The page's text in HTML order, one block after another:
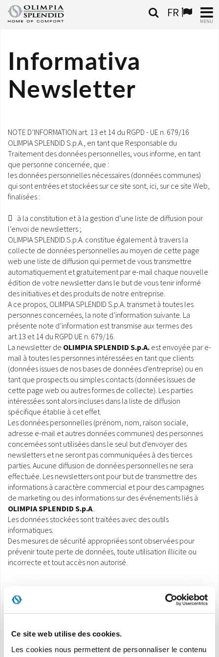
Ce site web utilise des cookies.
Les cookies nous permettent de personnaliser le contenu
FR
MENU
CLIMATISATION
TRAITEMENT DE L'AIR
SYSTÈMES INTÉGRÉS
CONTACTS
SAV ET GARANTIE
DOCUMENTATIONS
Informativa
Newsletter
NOTE D’INFORMATION art. 13 et 14 du RGPD - UE n. 679/16
OLIMPIA SPLENDID S.p.A., en tant que Responsable du
Traitement des données personnelles, vous informe, en tant
que personne concernée, que :
les données personnelles nécessaires (données communes)
qui sont entrées et stockées sur ce site sont, ici, sur ce site Web,
finalisées :
 à la constitution et à la gestion d’une liste de diffusion pour
l’envoi de newsletters ;
OLIMPIA SPLENDID S.p.A. constitue également à travers la
collecte de données personnelles au moyen de cette page
web une liste de diffusion qui permet de vous transmettre
automatiquement et gratuitement par e-mail chaque nouvelle
édition de votre newsletter dans le but de vous tenir informé
des initiatives et des produits de notre entreprise.
A ce propos, OLIMPIA SPLENDID S.p.A. transmet à toutes les
personnes concernées, la note d’information suivante. La
présente note d’information est transmise aux termes des
art.13 et 14 du RGPD UE n. 679/16.
La newsletter de OLIMPIA SPLENDID S.p.A. est envoyée par e-
mail à toutes les personnes intéressées en tant que clients
(données issues de nos bases de données d'entreprise) ou en
tant que prospects ou simples contacts (données issues de
cette page web ou autres formes de collecte). Les parties
intéressées sont alors incluses dans la liste de diffusion
spécifique établie à cet effet.
Les données personnelles (prénom, nom, raison sociale,
adresse e-mail et autres données communes) des personnes
concernées sont utilisées dans le seul but d'envoyer des
newsletters et ne seront pas communiquées à des tierces
parties. Aucune diffusion de données personnelles ne sera
effectuée. Les newsletters ont pour but de transmettre des
informations à caractère commercial et pour des campagnes
de marketing ou des informations sur des événements liés à
OLIMPIA SPLENDID S.p.A..
Les données stockées sont traitées avec des outils
informatiques.
Des mesures de sécurité appropriées sont observées pour
prévenir toute perte de données, toute utilisation illicite ou
incorrecte et tout accès non autorisé.
Le traitement des données en rapport avec le service de
newsletter a lieu au siège de la société
OLIMPIA SPLENDID
S.p.A. Et est effectué par du personnel deOLIMPIA SPLENDID
besoin, pour les activités liées à l'entretien du